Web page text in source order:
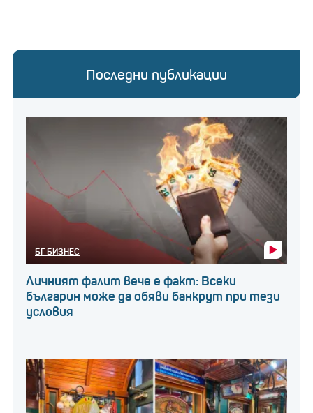
Последни публикации
БГ БИЗНЕС
Личният фалит вече е факт: Всеки
българин може да обяви банкрут при тези
условия